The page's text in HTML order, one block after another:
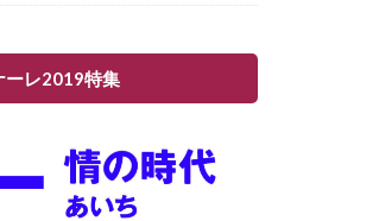
ーレ2019特集